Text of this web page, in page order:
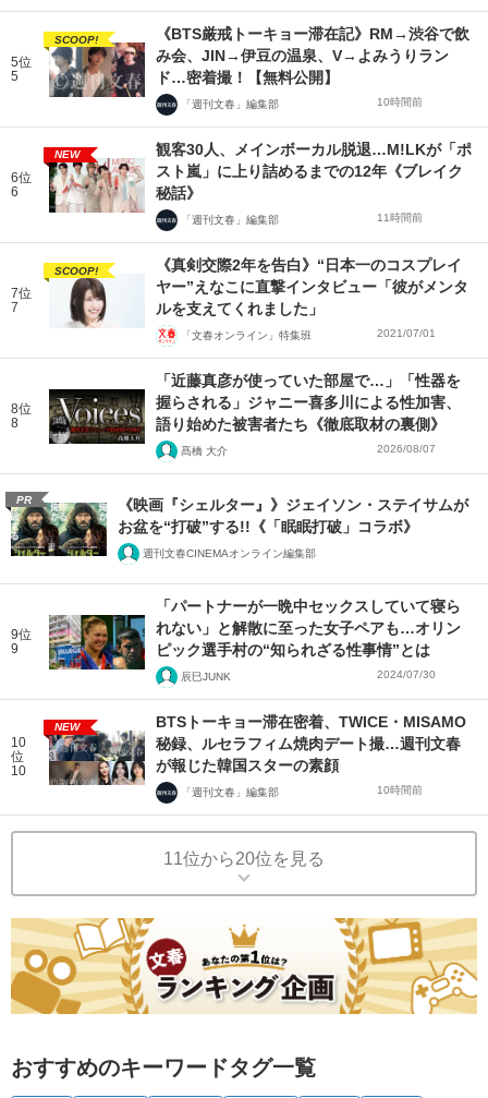
5位
5
SCOOP!
《BTS厳戒トーキョー滞在記》RM→渋谷で飲
み会、JIN→伊豆の温泉、V→よみうりラン
ド…密着撮！【無料公開】
「週刊文春」編集部 10時間前
6位
6
NEW
観客30人、メインボーカル脱退…M!LKが「ポ
スト嵐」に上り詰めるまでの12年《ブレイク
秘話》
「週刊文春」編集部 11時間前
7位
7
SCOOP!
《真剣交際2年を告白》“日本一のコスプレイ
ヤー”えなこに直撃インタビュー「彼がメンタ
ルを支えてくれました」
「文春オンライン」特集班 2021/07/01
8位
8
「近藤真彦が使っていた部屋で…」「性器を
握らされる」ジャニー喜多川による性加害、
語り始めた被害者たち《徹底取材の裏側》
髙橋 大介 2026/08/07
PR
《映画『シェルター』》ジェイソン・ステイサムが
お盆を“打破”する!!《「眠眠打破」コラボ》
週刊文春CINEMAオンライン編集部
9位
9
「パートナーが一晩中セックスしていて寝ら
れない」と解散に至った女子ペアも…オリン
ピック選手村の“知られざる性事情”とは
辰巳JUNK 2024/07/30
10
位
10
NEW
BTSトーキョー滞在密着、TWICE・MISAMO
秘録、ルセラフィム焼肉デート撮…週刊文春
が報じた韓国スターの素顔
「週刊文春」編集部 10時間前
11位から20位を見る
おすすめのキーワードタグ一覧